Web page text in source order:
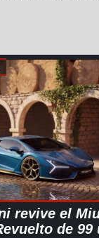
revive el
de 99